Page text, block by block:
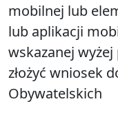
mobilnej lub
lub aplikacji
wskazanej
złożyć wniosek
Obywatelskich